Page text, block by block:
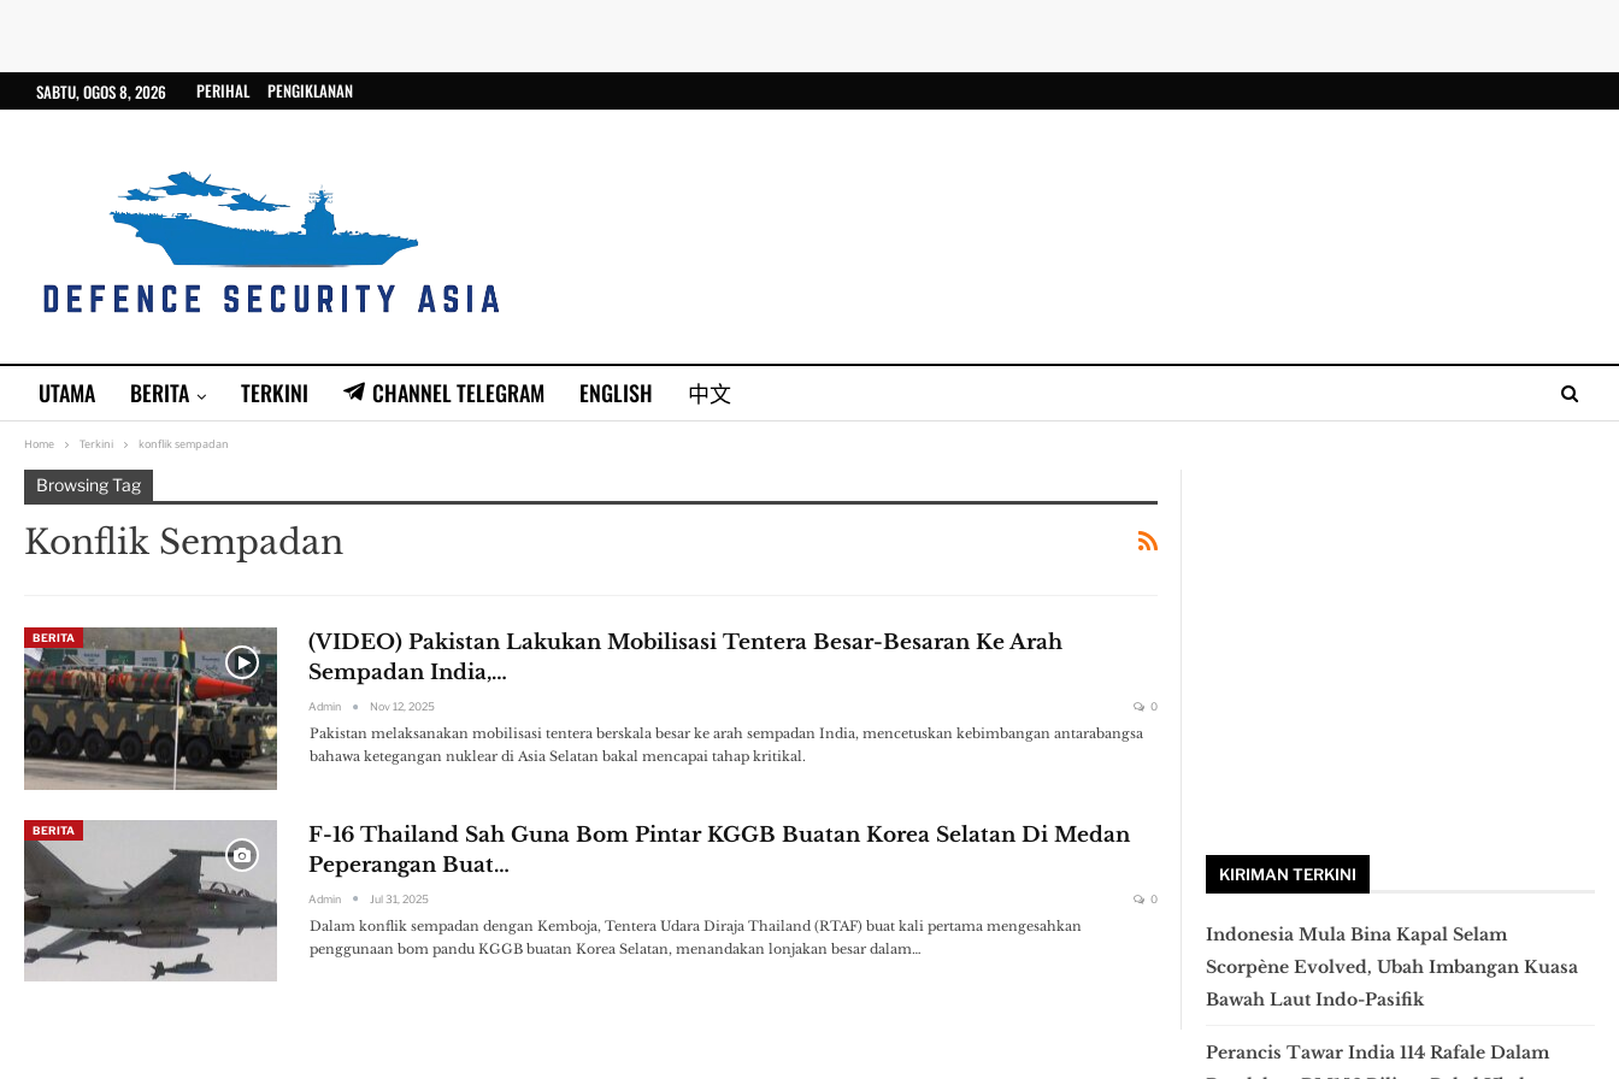
SABTU, OGOS 8, 2026 PERIHAL PENGIKLANAN
UTAMA BERITA TERKINI CHANNEL TELEGRAM ENGLISH 中文
Home Terkini konflik sempadan
Browsing Tag
Konflik Sempadan
BERITA
(VIDEO) Pakistan Lakukan Mobilisasi Tentera Besar-Besaran Ke Arah
Sempadan India,…
Admin Nov 12, 2025 0
Pakistan melaksanakan mobilisasi tentera berskala besar ke arah sempadan India, mencetuskan kebimbangan antarabangsa
bahawa ketegangan nuklear di Asia Selatan bakal mencapai tahap kritikal.
BERITA
F-16 Thailand Sah Guna Bom Pintar KGGB Buatan Korea Selatan Di Medan
Peperangan Buat…
Admin Jul 31, 2025 0
Dalam konflik sempadan dengan Kemboja, Tentera Udara Diraja Thailand (RTAF) buat kali pertama mengesahkan
penggunaan bom pandu KGGB buatan Korea Selatan, menandakan lonjakan besar dalam…
KIRIMAN TERKINI
Indonesia Mula Bina Kapal Selam
Scorpène Evolved, Ubah Imbangan Kuasa
Bawah Laut Indo-Pasifik
Perancis Tawar India 114 Rafale Dalam